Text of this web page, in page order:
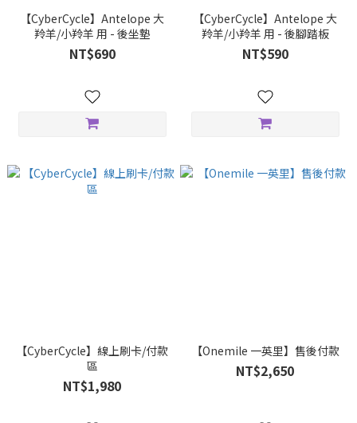
【CyberCycle】Antelope 大
羚羊/小羚羊 用 - 後坐墊
NT$690
【CyberCycle】Antelope 大
羚羊/小羚羊 用 - 後腳踏板
NT$590
【CyberCycle】線上刷卡/付款
區
NT$1,980
【Onemile 一英里】售後付款
NT$2,650